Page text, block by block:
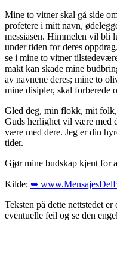
Mine to vitner skal gå side
profetere i mitt navn,
messiasen. Himmelen vil bli
under tiden for deres
se i mine to vitner
makt kan skade mine
av navnene deres; mine to
mine disipler, skal forberede
Gled deg, min flokk, mit
Guds herlighet vil være med
være med dere. Jeg er din
tider.
Gjør mine budskap kjent for
Kilde: ➥
Teksten på dette nettstedet
eventuelle feil og se den